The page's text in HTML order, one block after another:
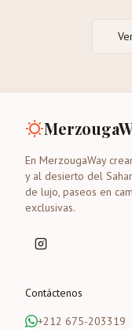
En MerzougaWay
y al desierto del
de lujo, paseos en
exclusivas.
Contáctenos
+212 675-203319